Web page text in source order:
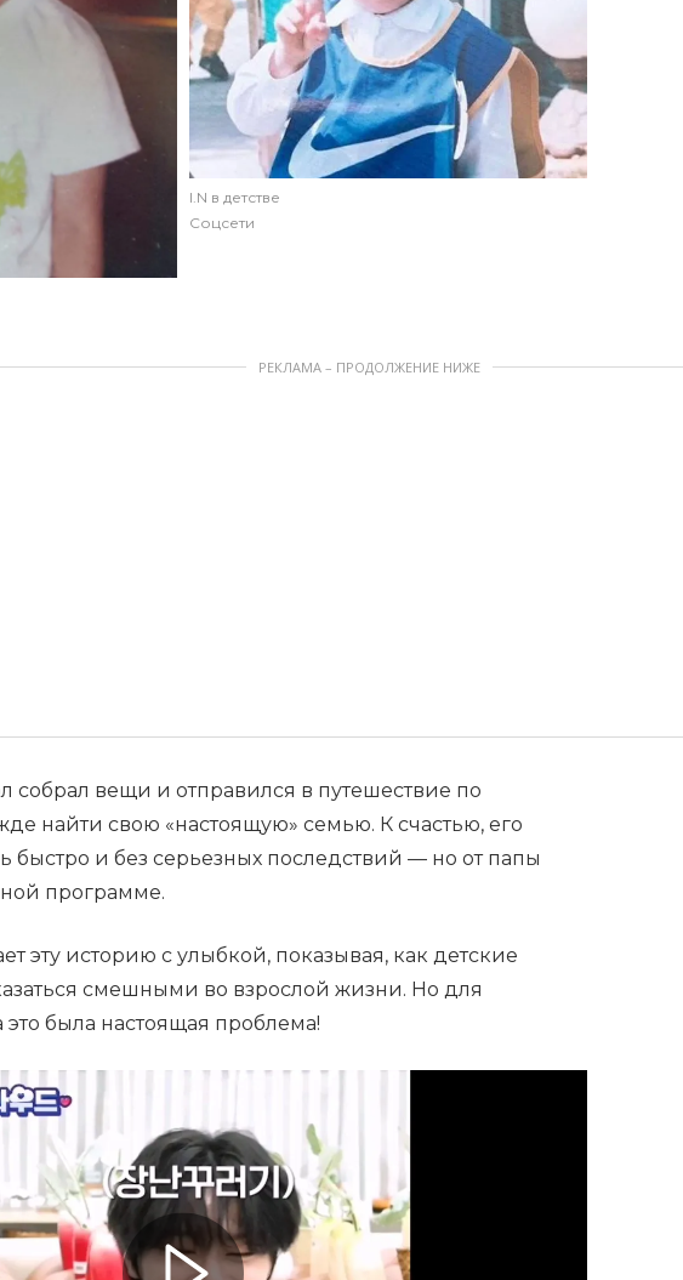
I.N в детстве
Соцсети
РЕКЛАМА – ПРОДОЛЖЕНИЕ НИЖЕ
вещи и отправился в путешествие по
найти свою «настоящую» семью. К счастью, его
быстро и без серьезных последствий — но от папы
программе.
эту историю с улыбкой, показывая, как детские
смешными во взрослой жизни. Но для
была настоящая проблема!